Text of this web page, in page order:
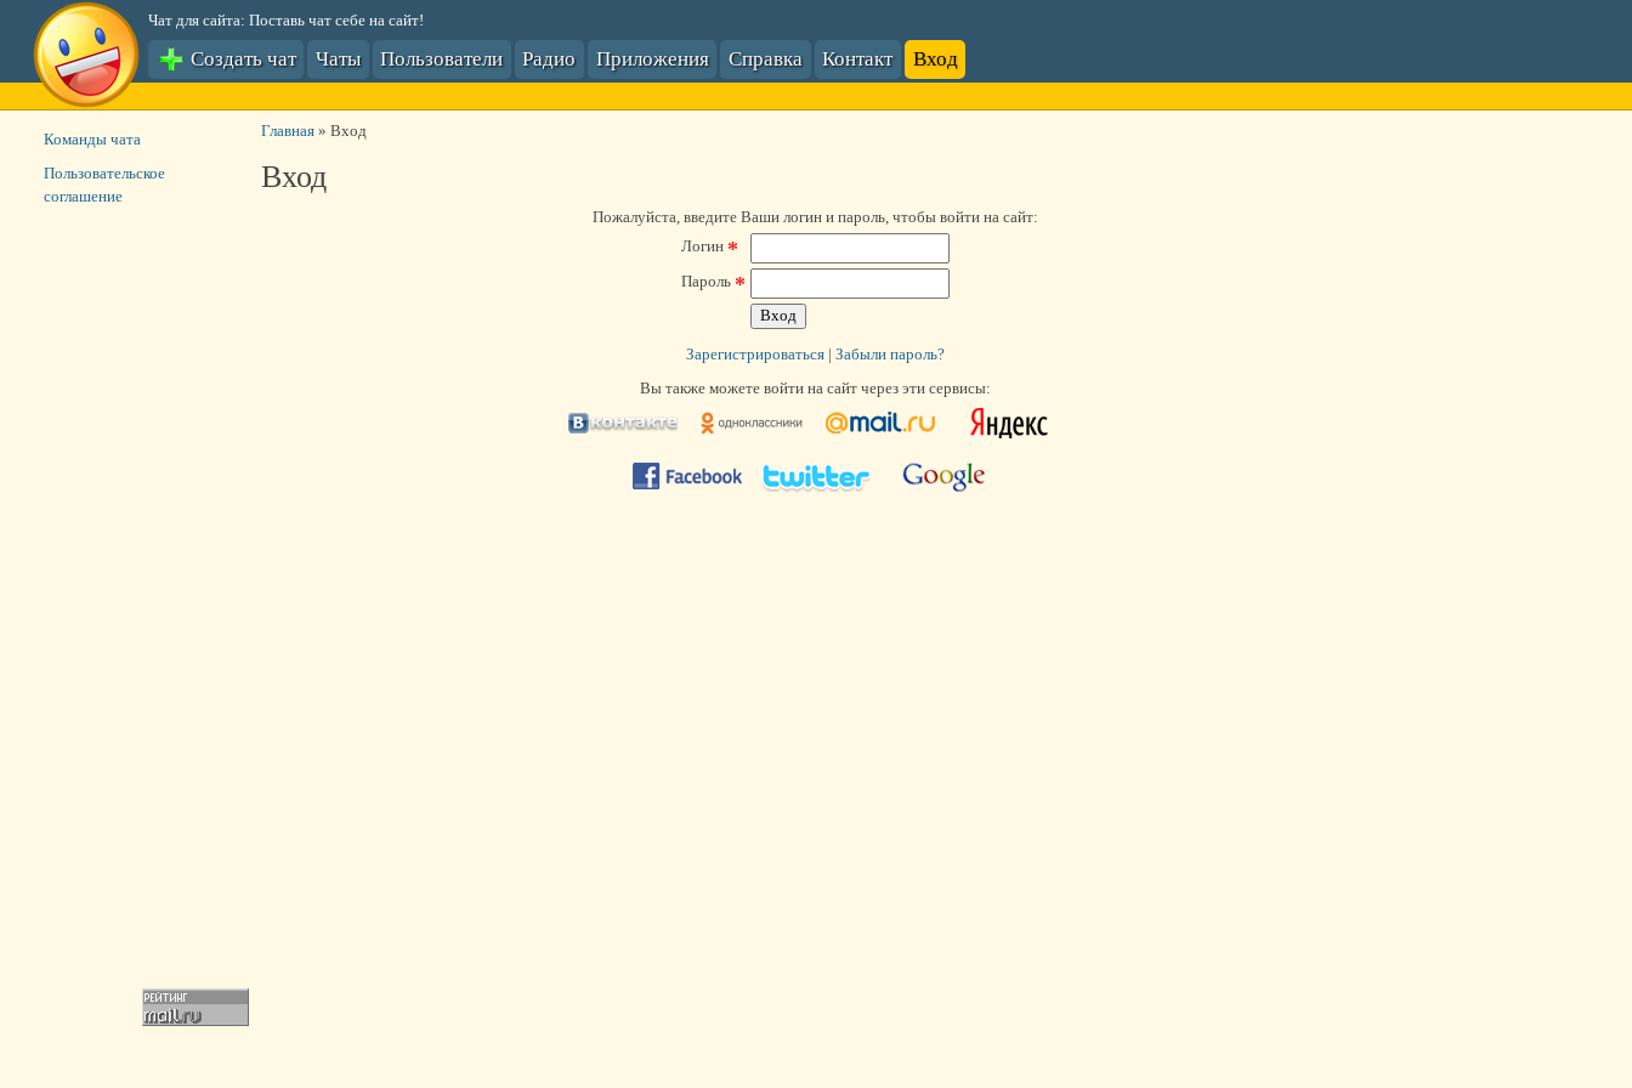
Чат для сайта: Поставь чат себе на сайт!
Создать чат Чаты Пользователи Радио Приложения Справка Контакт Вход
Главная» Вход
Вход
Пожалуйста, введите Ваши логин и пароль, чтобы войти на сайт:
Логин *
Пароль *
Зарегистрироваться |Забыли пароль?
Вы также можете войти на сайт через эти сервисы:
Команды чата
Пользовательское
соглашение